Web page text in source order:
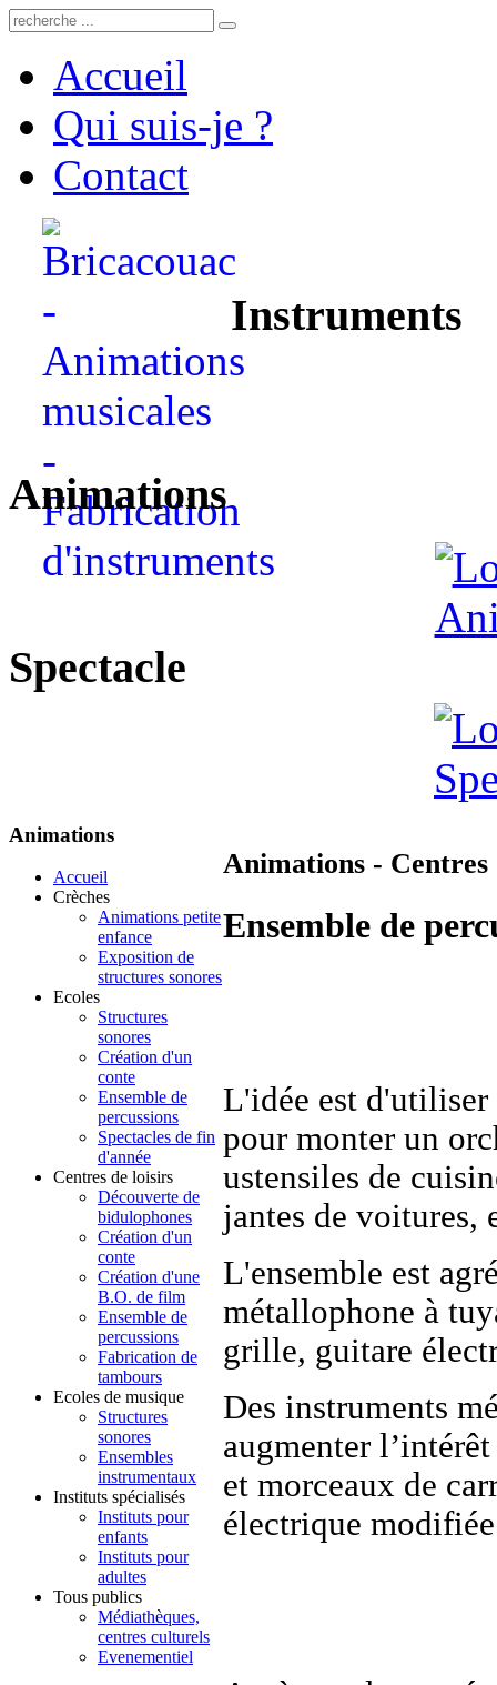
Accueil
Qui suis-je ?
Contact
Instruments
Animations
Spectacle
Animations - Centres
Ensemble de
L'idée est
pour monter un
ustensiles de
jantes de voitures,
L'ensemble est
métallophone à
grille, guitare
Des instruments
augmenter
et morceaux de
électrique
Animations
Accueil
Crèches
Animations petite
enfance
Exposition de
structures sonores
Ecoles
Structures
sonores
Création d'un
conte
Ensemble de
percussions
Spectacles de fin
d'année
Centres de loisirs
Découverte de
bidulophones
Création d'un
conte
Création d'une
B.O. de film
Ensemble de
percussions
Fabrication de
tambours
Ecoles de musique
Structures
sonores
Ensembles
instrumentaux
Instituts spécialisés
Instituts pour
enfants
Instituts pour
adultes
Tous publics
Médiathèques,
centres culturels
Evenementiel